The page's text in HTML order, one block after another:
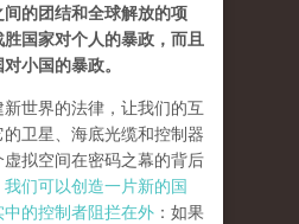
的团结和全球解放的项
国家对个人的暴政，而且
小国的暴政。
世界的法律，让我们的互
卫星、海底光缆和控制器
拟空间在密码之幕的背后
我们可以创造一片新的国
的控制者阻拦在外 ：如果